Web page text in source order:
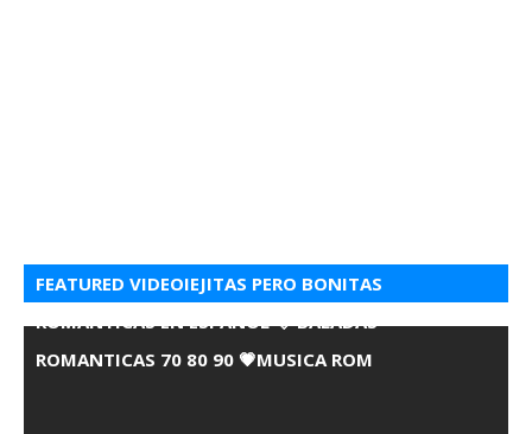
FEATURED VIDEOIEJITAS PERO BONITAS
ROMANTICAS EN ESPANOL 💘 BALADAS
ROMANTICAS 70 80 90 💗MUSICA ROM